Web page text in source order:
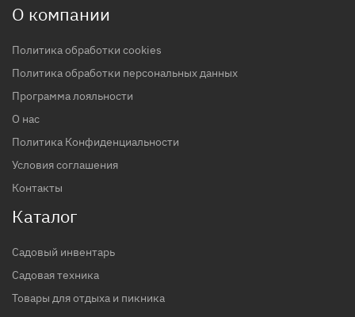
О компании
Политика обработки cookies
Политика обработки персональных данных
Программа лояльности
О нас
Политика Конфиденциальности
Условия соглашения
Контакты
Каталог
Садовый инвентарь
Садовая техника
Товары для отдыха и пикника